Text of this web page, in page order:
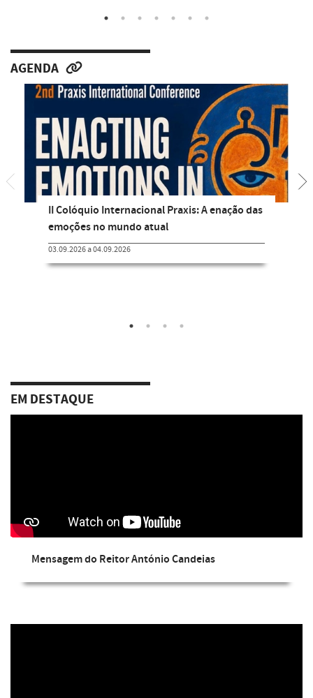
AGENDA
II Colóquio Internacional Praxis: A enação das
emoções no mundo atual
03.09.2026 a 04.09.2026
EM DESTAQUE
Mensagem do Reitor António Candeias